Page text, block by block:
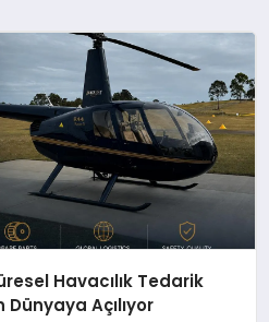
Havacılık Tedarik
Açılıyor